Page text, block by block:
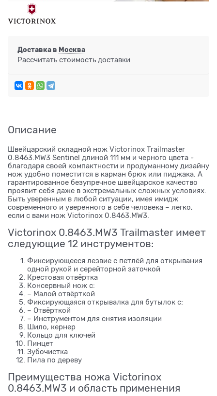
Доставка в Москва
Рассчитать стоимость доставки
Описание
Швейцарский складной нож Victorinox Trailmaster
0.8463.MW3 Sentinel длиной 111 мм и черного цвета -
благодаря своей компактности и продуманному дизайну
нож удобно поместится в карман брюк или пиджака. А
гарантированное безупречное швейцарское качество
проявит себя даже в экстремальных сложных условиях.
Быть уверенным в любой ситуации, имея имидж
современного и уверенного в себе человека – легко,
если с вами нож Victorinox 0.8463.MW3.
Victorinox 0.8463.MW3 Trailmaster имеет
следующие 12 инструментов:
Фиксирующееся лезвие с петлёй для открывания
одной рукой и серейторной заточкой
Крестовая отвёртка
Консервный нож с:
– Малой отвёрткой
Фиксирующаяся открывалка для бутылок с:
– Отвёрткой
– Инструментом для снятия изоляции
Шило, кернер
Кольцо для ключей
Пинцет
Зубочистка
Пила по дереву
Преимущества ножа Victorinox
0.8463.MW3 и область применения